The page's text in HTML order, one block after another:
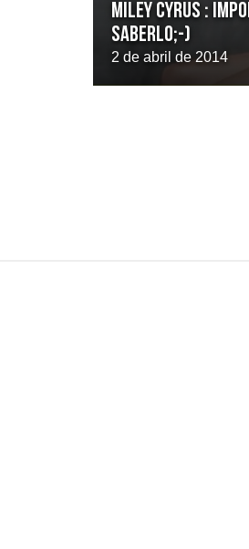
Miley Cyrus :
saberlo;-)
2 de abril de 2014